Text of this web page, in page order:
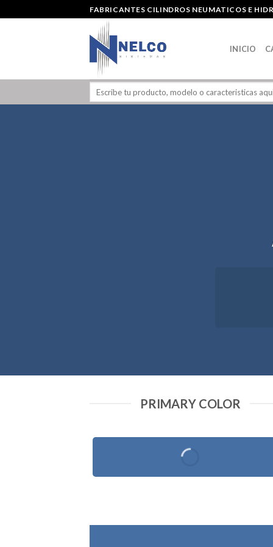
FABRICANTES CILINDROS NEUMATICOS E
INICIO
PRIMARY COLOR